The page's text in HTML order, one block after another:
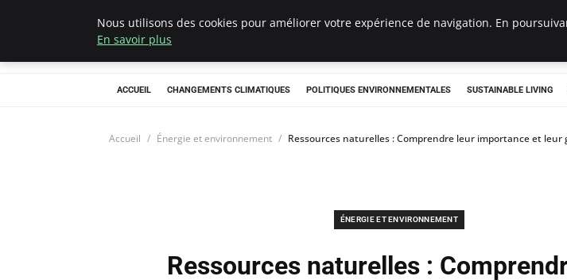
Climategatecountryclub.com
ACCUEIL CHANGEMENTS CLIMATIQUES POLITIQUES ENVIRONNEMENTALES SUSTAINABLE LIVING
Accueil Énergie et environnement Ressources naturelles : Comprendre leur importance et leur
ÉNERGIE ET ENVIRONNEMENT
Ressources naturelles :
Nous utilisons des cookies pour améliorer votre expérience de navigation. En
En savoir plus